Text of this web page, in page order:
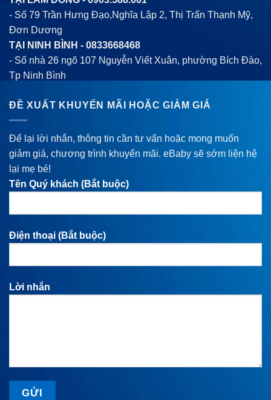
- Số 79 Trần Hưng Đạo,Nghĩa Lập 2, Thị Trấn Thạnh Mỹ,
Đơn Dương
TẠI NINH BÌNH - 0833668468
- Số nhà 26 ngõ 107 Nguyễn Viết Xuân, phường Bích Đào,
Tp Ninh Bình
ĐỀ XUẤT KHUYẾN MÃI HOẶC GIẢM GIÁ
Để lại lời nhắn, thông tin cần tư vấn hoặc mong muốn
giảm giá, chương trình khuyến mãi. eBaby sẽ sớm liện hệ
lại mẹ bé!
Tên Quý khách (Bắt buộc)
Điện thoại (Bắt buộc)
Lời nhắn